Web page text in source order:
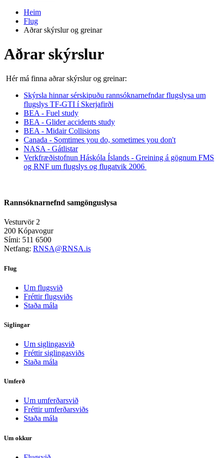
Heim
Flug
Aðrar skýrslur og greinar
Aðrar skýrslur
Hér má finna aðrar skýrslur og greinar:
Skýrsla hinnar sérskipuðu rannsóknarnefndar flugslysa um
flugslys TF-GTI í Skerjafirði
BEA - Fuel study
BEA - Glider accidents study
BEA - Midair Collisions
Canada - Somtimes you do, sometimes you don't
NASA - Gátlistar
Verkfræðistofnun Háskóla Íslands - Greining á gögnum FMS
og RNF um flugslys og flugatvik 2006
Rannsóknarnefnd samgönguslysa
Vesturvör 2
200 Kópavogur
Sími: 511 6500
Netfang: RNSA@RNSA.is
Flug
Um flugsvið
Fréttir flugsviðs
Staða mála
Siglingar
Um siglingasvið
Fréttir siglingasviðs
Staða mála
Umferð
Um umferðarsvið
Fréttir umferðarsviðs
Staða mála
Um okkur